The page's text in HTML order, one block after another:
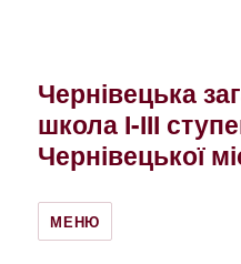
Чернівецька
школа І-ІІІ
Чернівецької
МЕНЮ